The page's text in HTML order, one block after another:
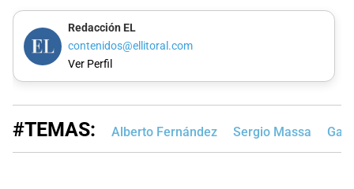
Redacción EL
contenidos@ellitoral.com
Ver Perfil
#TEMAS: Alberto Fernández Sergio Massa